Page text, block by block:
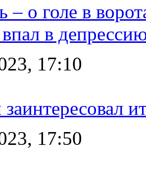
– о голе в
в
17:10
17:50